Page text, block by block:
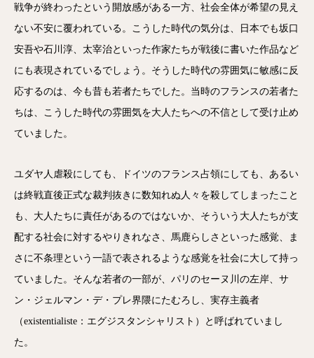
戦争が終わったという開放感がある一方、社会全体が希望の見え
ない不安に覆われている。こうした時代の気分は、日本でも坂口
安吾や石川淳、太宰治といった作家たちが戦後に書いた作品など
にも表現されているでしょう。そうした時代の雰囲気に敏感に反
応するのは、今も昔も若者たちでした。当時のフランスの若者た
ちは、こうした時代の雰囲気を大人たちへの不信として受け止め
ていました。
ユダヤ人虐殺にしても、ドイツのフランス占領にしても、あるい
は終戦直後正式な裁判抜きに数知れぬ人々を殺してしまったこと
も、大人たちに責任があるのではないか、そういう大人たちが支
配する社会に対するやりきれなさ、馬鹿らしさといった感覚、ま
さに不条理という一語で表されるような感覚を社会に大して持っ
ていました。そんな若者の一部が、パリのセーヌ川の左岸、サ
ン・ジェルマン・デ・プレ界隈にたむろし、実存主義者
（existentialiste：エグジスタンシャリスト）と呼ばれていまし
た。